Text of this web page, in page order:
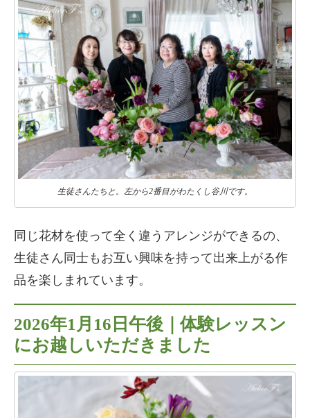
生徒さんたちと。左から2番目がわたくし谷川です。
同じ花材を使って全く違うアレンジができるの、
生徒さん同士もお互い興味を持って出来上がる作
品を楽しまれています。
2026年1月16日午後｜体験レッスン
にお越しいただきました